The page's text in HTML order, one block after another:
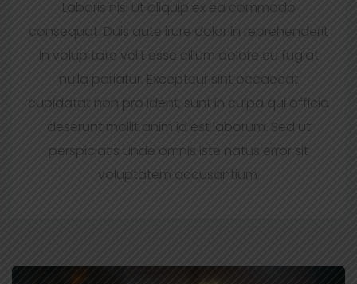
Laboris nisi ut aliquip ex ea commodo
consequat. Duis aute irure dolor in reprehenderit
in volup tate velit esse cillum dolore eu fugiat
nulla pariatur. Excepteur sint occaecat
cupidatat non pro ident, sunt in culpa qui officia
deserunt mollit anim id est laborum. Sed ut
perspiciatis unde omnis iste natus error sit
voluptatem accusantium.